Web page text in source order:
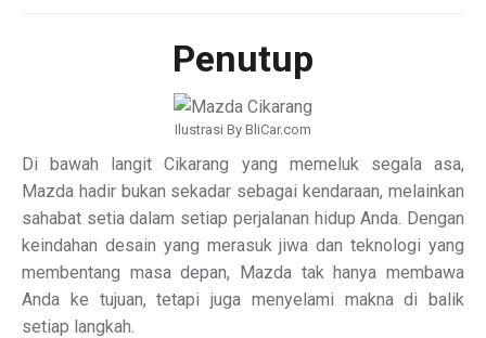
Penutup
Ilustrasi By BliCar.com
Di bawah langit Cikarang yang memeluk segala asa,
Mazda hadir bukan sekadar sebagai kendaraan, melainkan
sahabat setia dalam setiap perjalanan hidup Anda. Dengan
keindahan desain yang merasuk jiwa dan teknologi yang
membentang masa depan, Mazda tak hanya membawa
Anda ke tujuan, tetapi juga menyelami makna di balik
setiap langkah.